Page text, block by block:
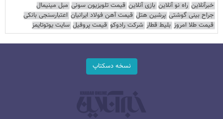
خبرآنلاین راه نو آنلاین بازی آنلاین قیمت تلویزیون سونی مبل مینیمال
جراح بینی گوشتی پرشین هتل قیمت آهن فولاد ایرانیان اعتبارسنجی بانکی
قیمت طلا امروز بلیط قطار شرکت رادوکو قیمت پروفیل سایت یوتوتایمز
نسخه دسکتاپ